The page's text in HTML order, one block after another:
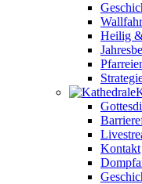
Heilig
Kontakt